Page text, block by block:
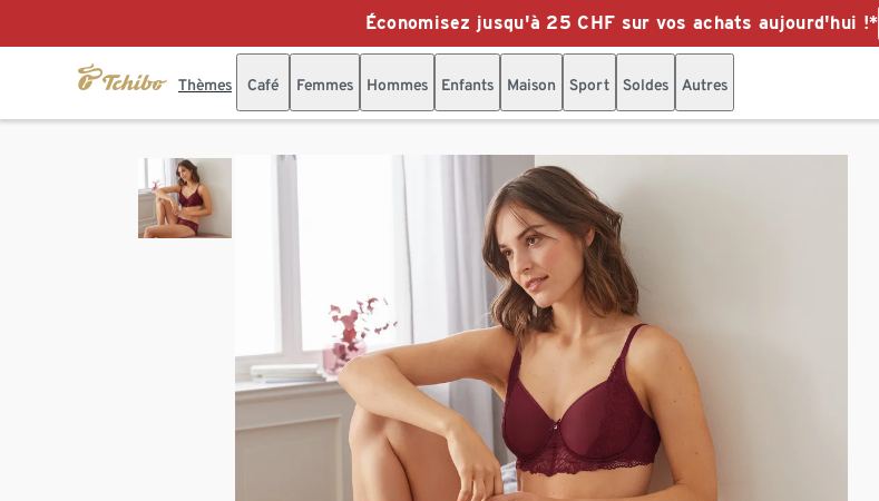
Économisez jusqu'à 25 CHF sur vos achats aujourd'hui !*
Thèmes Café Femmes Hommes Enfants Maison Sport Soldes Autres